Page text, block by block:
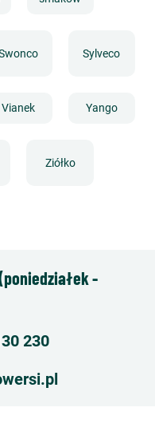
Sylveco
Vianek Yango
Ziółko
(poniedziałek -
230